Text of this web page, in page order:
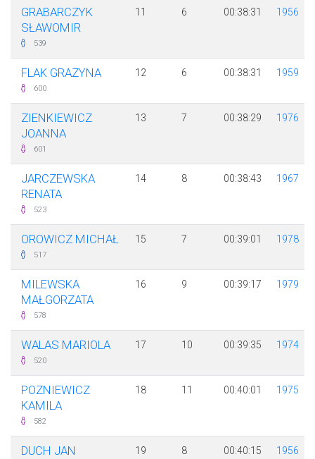
GRABARCZYK
SŁAWOMIR
539
11 6 00:38:31 1956
FLAK GRAZYNA
600
12 6 00:38:31 1959
ZIENKIEWICZ
JOANNA
601
13 7 00:38:29 1976
JARCZEWSKA
RENATA
523
14 8 00:38:43 1967
OROWICZ MICHAŁ
517
15 7 00:39:01 1978
MILEWSKA
MAŁGORZATA
578
16 9 00:39:17 1979
WALAS MARIOLA
520
17 10 00:39:35 1974
POZNIEWICZ
KAMILA
582
18 11 00:40:01 1975
DUCH JAN 19 8 00:40:15 1956